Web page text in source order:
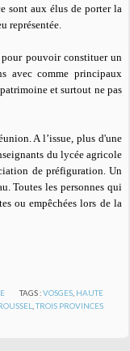
sont aux élus de porter la
représentée.
pour pouvoir constituer un
avec comme principaux
et surtout ne pas
A l’issue, plus d'une
du lycée agricole
de préfiguration. Un
Toutes les personnes qui
ou empêchées lors de la
TAGS :VOSGES HAUTE
,TROIS PROVINCES